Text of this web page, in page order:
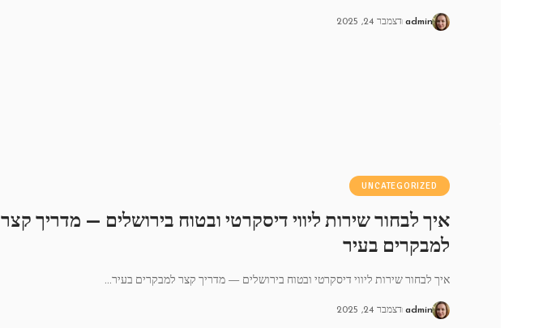
admin דצמבר 24, 2025
UNCATEGORIZED
איך לבחור שירות ליווי דיסקרטי ובטוח בירושלים — מדריך קצר
למבקרים בעיר
איך לבחור שירות ליווי דיסקרטי ובטוח בירושלים — מדריך קצר למבקרים בעיר…
admin דצמבר 24, 2025